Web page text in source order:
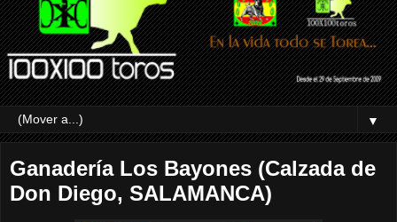
▼
Ganadería Los Bayones (Calzada de
Don Diego, SALAMANCA)